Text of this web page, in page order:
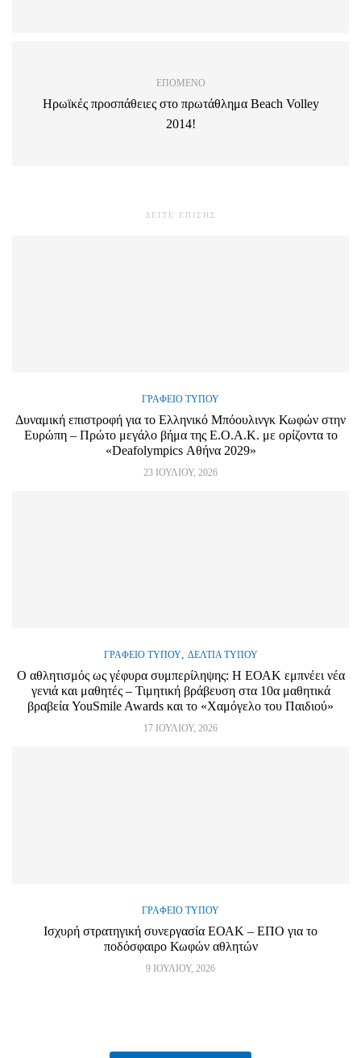
ΕΠΌΜΕΝΟ
Ηρωϊκές προσπάθειες στο πρωτάθλημα Beach Volley
2014!
ΔΕΙΤΕ ΕΠΙΣΗΣ
ΓΡΑΦΕΊΟ ΤΎΠΟΥ
Δυναμική επιστροφή για το Ελληνικό Μπόουλινγκ Κωφών στην
Ευρώπη – Πρώτο μεγάλο βήμα της Ε.Ο.Α.Κ. με ορίζοντα το
«Deafolympics Αθήνα 2029»
23 ΙΟΥΛΊΟΥ, 2026
ΓΡΑΦΕΊΟ ΤΎΠΟΥ, ΔΕΛΤΊΑ ΤΎΠΟΥ
Ο αθλητισμός ως γέφυρα συμπερίληψης: Η ΕΟΑΚ εμπνέει νέα
γενιά και μαθητές – Τιμητική βράβευση στα 10α μαθητικά
βραβεία YouSmile Awards και το «Χαμόγελο του Παιδιού»
17 ΙΟΥΛΊΟΥ, 2026
ΓΡΑΦΕΊΟ ΤΎΠΟΥ
Ισχυρή στρατηγική συνεργασία ΕΟΑΚ – ΕΠΟ για το
ποδόσφαιρο Κωφών αθλητών
9 ΙΟΥΛΊΟΥ, 2026